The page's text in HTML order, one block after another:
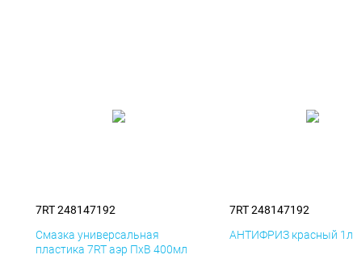
7RT 248147192
Смазка универсальная
пластика 7RT аэр ПхВ 400мл
7RT 248147192
АНТИФРИЗ красный 1л.